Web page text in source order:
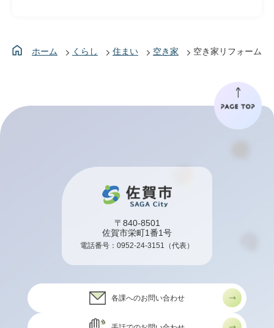
ホーム くらし 住まい 空き家 空き家リフォーム
〒840-8501
佐賀市栄町1番1号
電話番号： 0952-24-3151 （代表）
各課へのお問い合わせ